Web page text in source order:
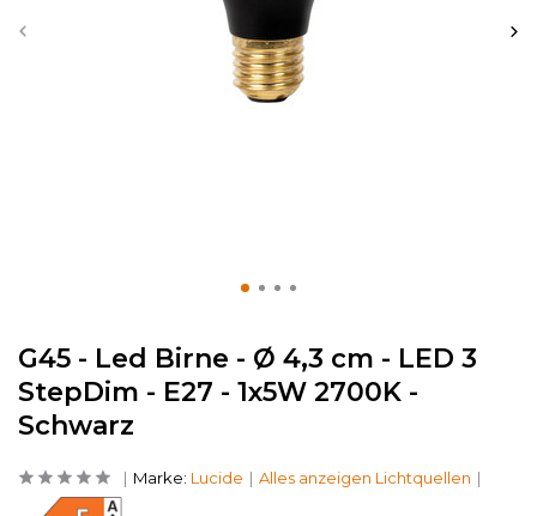
G45 - Led Birne - Ø 4,3 cm - LED 3
StepDim - E27 - 1x5W 2700K -
Schwarz
Marke: Lucide Alles anzeigen Lichtquellen